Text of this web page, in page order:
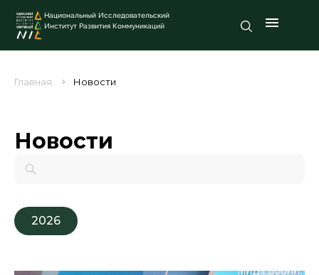
Национальный Исследовательский
Институт Развития Коммуникаций
Главная Новости
Новости
2026